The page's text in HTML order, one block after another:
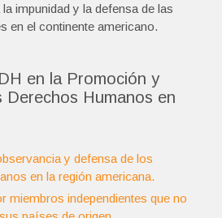
impunidad y la defensa de las
en el continente americano.
en la Promoción y
Derechos Humanos en
y defensa de los
en la región americana.
miembros independientes que no